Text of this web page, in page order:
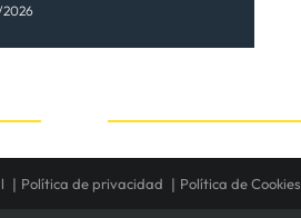
2026
Política de privacidad Política de Cookies